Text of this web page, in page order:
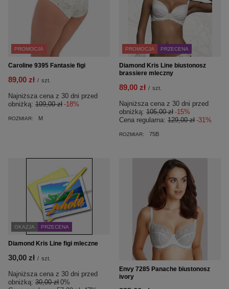
PROMOCJA
Caroline 9395 Fantasie figi
89,00 zł / szt.
Najniższa cena z 30 dni przed
obniżką: 109,00 zł -18%
ROZMIAR: M
PROMOCJA PRZECENA
Diamond Kris Line biustonosz
brassiere mleczny
89,00 zł / szt.
Najniższa cena z 30 dni przed
obniżką: 105,00 zł -15%
Cena regularna: 129,00 zł -31%
ROZMIAR: 75B
OKAZJA PRZECENA
Diamond Kris Line figi mleczne
30,00 zł / szt.
Najniższa cena z 30 dni przed
obniżką: 30,00 zł 0%
Envy 7285 Panache biustonosz
ivory